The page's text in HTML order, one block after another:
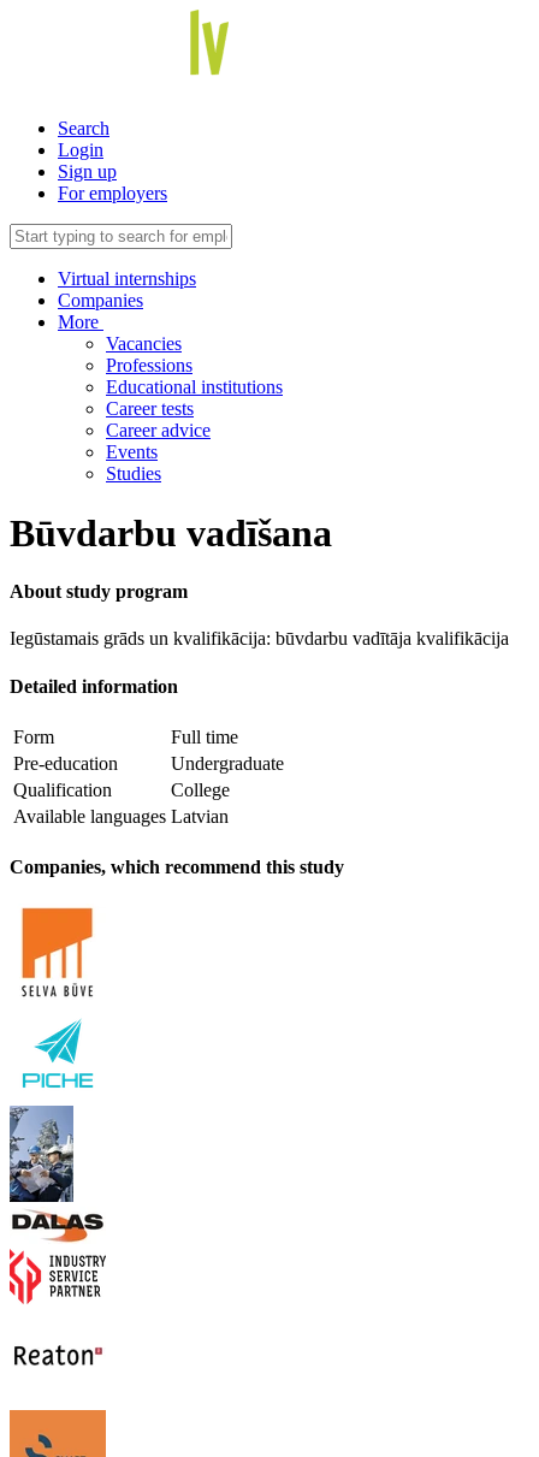
Search
Login
Sign up
For employers
Virtual internships
Companies
More
Vacancies
Professions
Educational institutions
Career tests
Career advice
Events
Studies
Būvdarbu vadīšana
About study program
Iegūstamais grāds un kvalifikācija: būvdarbu vadītāja kvalifikācija
Detailed information
Form
Full time
Pre-education
Undergraduate
Qualification
College
Available languages Latvian
Companies, which recommend this study